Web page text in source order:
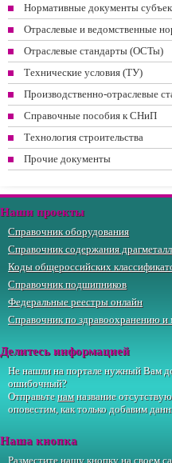
Нормативные документы
Отраслевые и ведомственные
Отраслевые стандарты (ОСТы)
Технические условия (ТУ)
Производственно-отраслевые
Справочные пособия к СНиП
Технология строительства
Прочие документы
Наши проекты
Справочник оборудования
Справочник содержания
Коды общероссийских
Справочник подшипников
Федеральные реестры онлайн
Справочник по здравоохранению и
Делитесь информацией
Не нашли на портале нужный Вам
ошибочный?
Отправьтенамназвание
оповестим, как только добавим
Наша кнопка
Разместите нашу кнопку на своем